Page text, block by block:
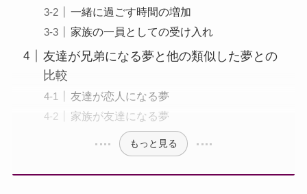
一緒に過ごす時間の増加
家族の一員としての受け入れ
友達が兄弟になる夢と他の類似した夢との
比較
友達が恋人になる夢
家族が友達になる夢
もっと見る